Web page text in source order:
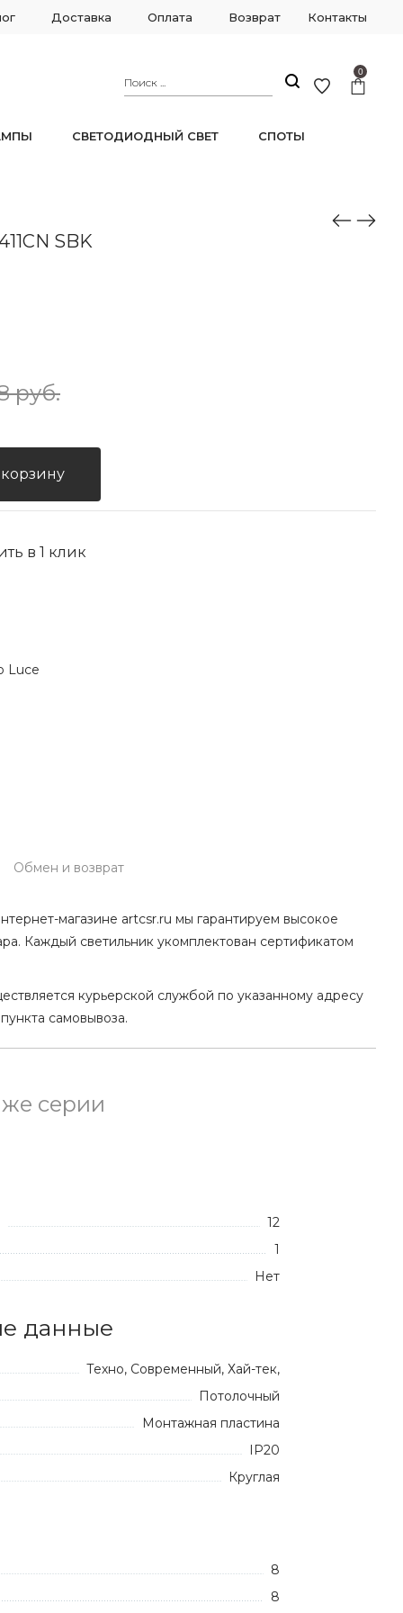
Доставка Оплата Возврат Контакты
0
СВЕТОДИОДНЫЙ СВЕТ СПОТЫ
SBK
руб.
в 1 клик
Luce
Обмен и возврат
магазине artcsr.ru мы гарантируем высокое
Каждый светильник укомплектован сертификатом
курьерской службой по указанному адресу
самовывоза.
серии
12
1
Нет
данные
Техно, Современный, Хай-тек,
Потолочный
Монтажная пластина
IP20
Круглая
8
8